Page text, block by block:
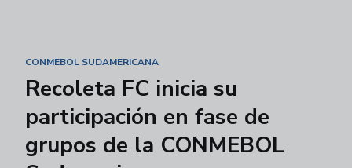
CONMEBOL SUDAMERICANA
Recoleta FC inicia su
participación en fase de
grupos de la CONMEBOL